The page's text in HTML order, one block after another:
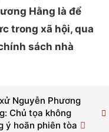
Hằng là để
trong xã hội, qua
sách nhà
Nguyễn Phương
Chủ tọa không
ý hoãn phiên tòa